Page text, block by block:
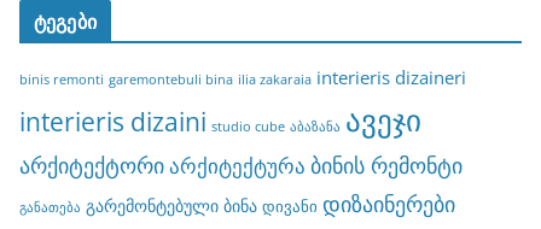
ტეგები
binis remonti garemontebuli bina ilia zakaraia interieris dizaineri
interieris dizaini studio cube აბაზანა ავეჯი
არქიტექტორიარქიტექტურა ბინის რემონტი
განათება გარემონტებული ბინა დივანი დიზაინერები